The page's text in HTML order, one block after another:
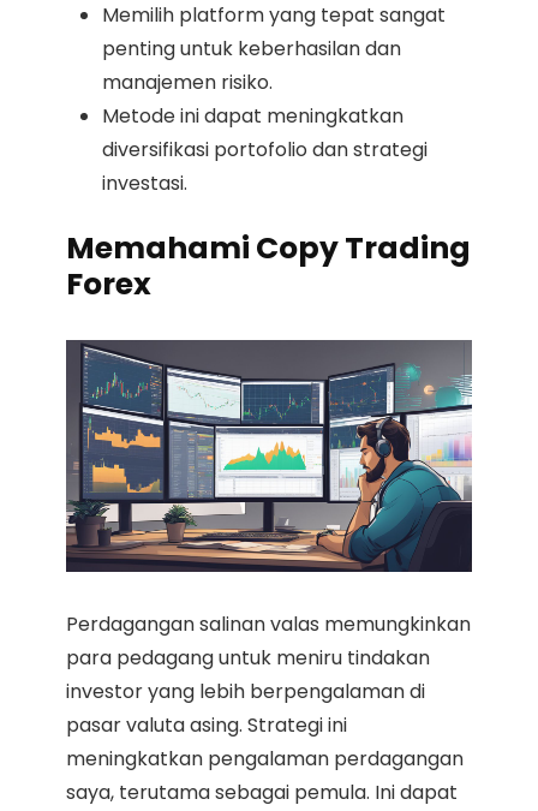
Memilih platform yang tepat sangat
penting untuk keberhasilan dan
manajemen risiko.
Metode ini dapat meningkatkan
diversifikasi portofolio dan strategi
investasi.
Memahami Copy Trading
Forex
Perdagangan salinan valas memungkinkan
para pedagang untuk meniru tindakan
investor yang lebih berpengalaman di
pasar valuta asing. Strategi ini
meningkatkan pengalaman perdagangan
saya, terutama sebagai pemula. Ini dapat